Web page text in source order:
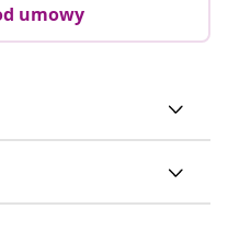
umowy